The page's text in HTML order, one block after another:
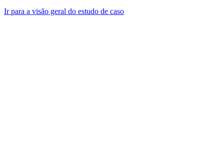
Ir para a visão geral do estudo de caso